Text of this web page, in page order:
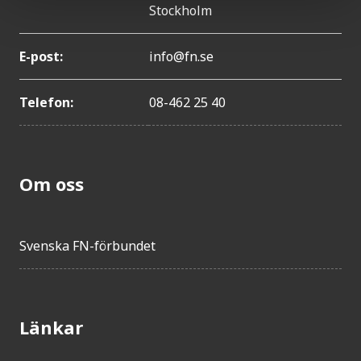
Stockholm
E-post: info@fn.se
Telefon: 08-462 25 40
Om oss
Svenska FN-förbundet
Länkar